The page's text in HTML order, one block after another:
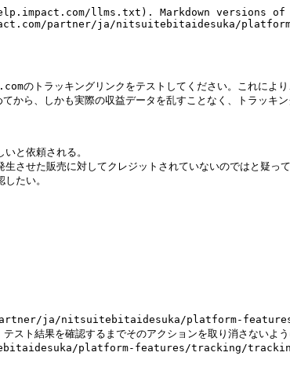
llms.txt). Markdown versions of
partner/ja/nitsuitebitaidesuka/
のトラッキングリンクをテストしてください。これによ
ら、しかも実際の収益データを乱すことなく、トラッキン
と依頼される。
させた販売に対してクレジットされていないのではと疑って
たい。
さい](/partner/ja/nitsuitebitaidesuka/platform-
platform-features/tracking/